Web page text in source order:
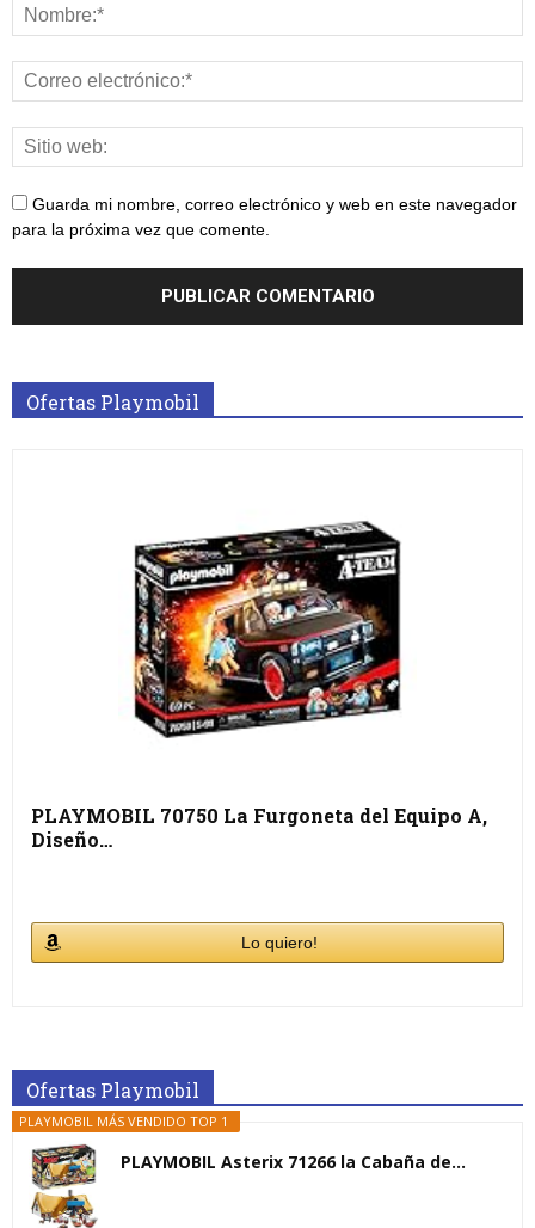
Guarda mi nombre, correo electrónico y web en este navegador
para la próxima vez que comente.
Ofertas Playmobil
PLAYMOBIL 70750 La Furgoneta del Equipo A,
Diseño…
Lo quiero!
Ofertas Playmobil
PLAYMOBIL MÁS VENDIDO TOP 1
PLAYMOBIL Asterix 71266 la Cabaña de...